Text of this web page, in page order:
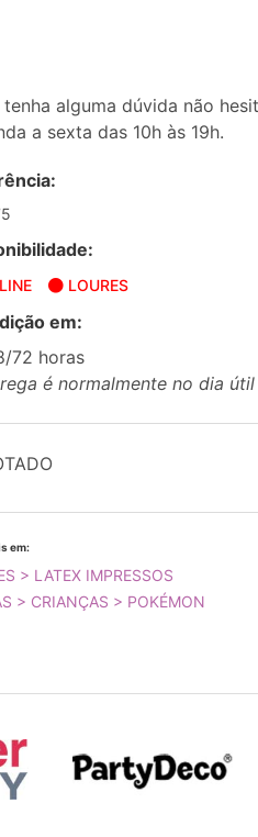
tenha alguma dúvida não
a sexta das 10h às 19h.
LOURES
em:
72 horas
é normalmente no dia
em:
> LATEX IMPRESSOS
> CRIANÇAS > POKÉMON